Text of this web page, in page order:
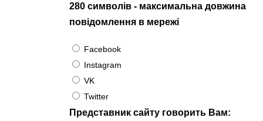
280 символів - максимальна довжина
повідомлення в мережі
Facebook
Instagram
VK
Twitter
Представник сайту говорить Вам: